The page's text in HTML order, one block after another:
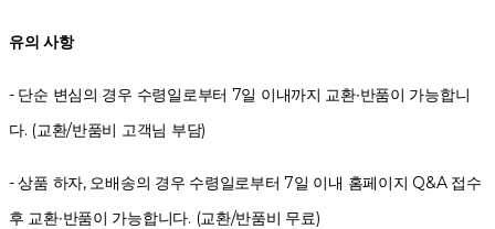
유의 사항
- 단순 변심의 경우 수령일로부터 7일 이내까지 교환∙반품이 가능합니
다. (교환/반품비 고객님 부담)
- 상품 하자, 오배송의 경우 수령일로부터 7일 이내 홈페이지 Q&A 접수
후 교환∙반품이 가능합니다. (교환/반품비 무료)